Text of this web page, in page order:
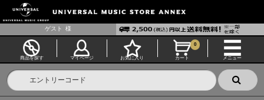
ゲスト 様
商品を探す マイページ お気に入り カート
0
メニュー